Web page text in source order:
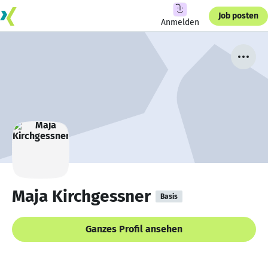
Anmelden
Job posten
Maja Kirchgessner Basis
Ganzes Profil ansehen